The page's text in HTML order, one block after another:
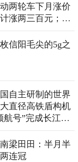
两轮车下月涨价
涨两三百元；两
规范殡葬领域明
价
信阳毛尖的5g之
自主研制的世界
直径高铁盾构机
航号”完成长江水
施工任务 一次性
掘进11.18千米
梁田田：半月半
连冠